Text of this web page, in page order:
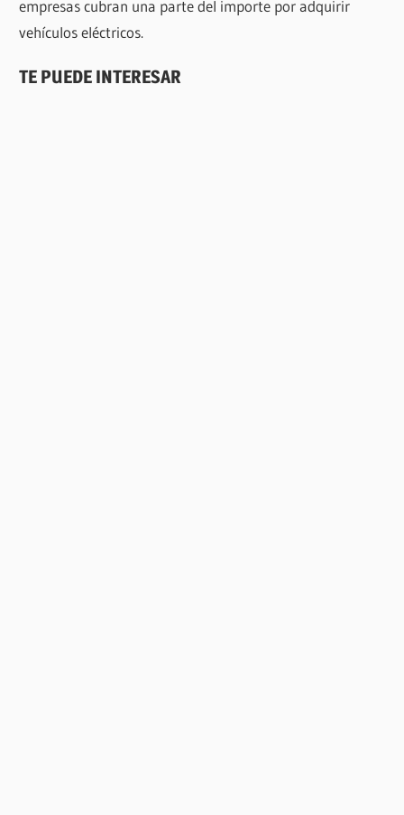
empresas cubran una parte del importe por adquirir
vehículos eléctricos.
TE PUEDE INTERESAR